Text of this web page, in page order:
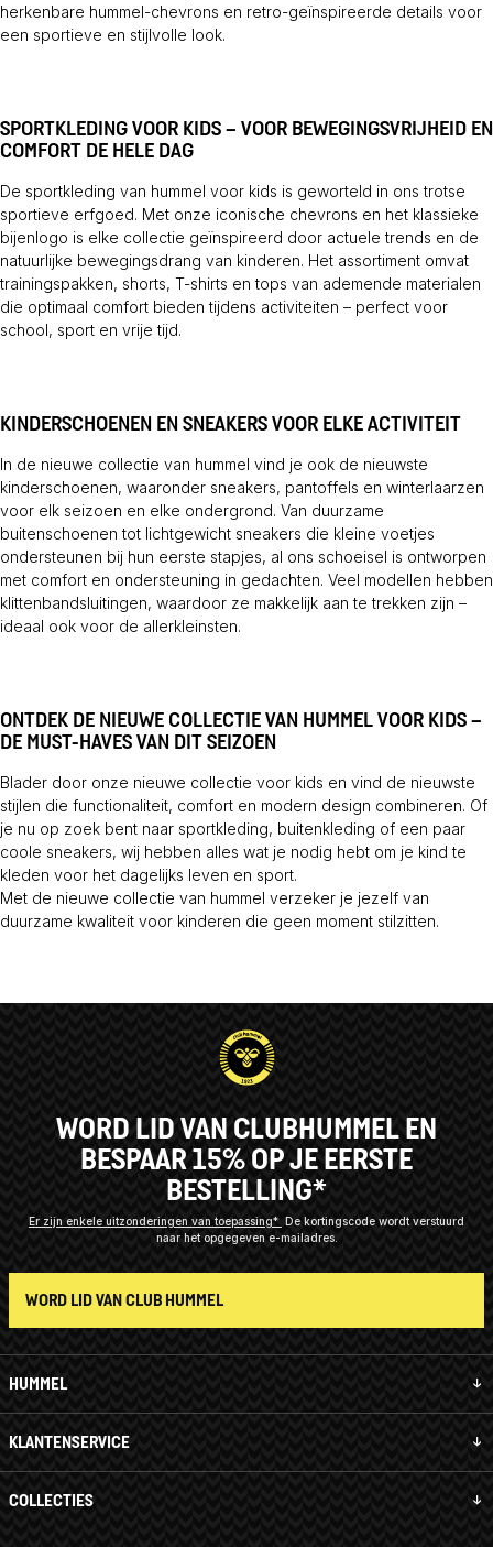
herkenbare hummel-chevrons en retro-geïnspireerde details voor
een sportieve en stijlvolle look.
SPORTKLEDING VOOR KIDS – VOOR BEWEGINGSVRIJHEID EN
COMFORT DE HELE DAG
De sportkleding van hummel voor kids is geworteld in ons trotse
sportieve erfgoed. Met onze iconische chevrons en het klassieke
bijenlogo is elke collectie geïnspireerd door actuele trends en de
natuurlijke bewegingsdrang van kinderen. Het assortiment omvat
trainingspakken, shorts, T-shirts en tops van ademende materialen
die optimaal comfort bieden tijdens activiteiten – perfect voor
school, sport en vrije tijd.
KINDERSCHOENEN EN SNEAKERS VOOR ELKE ACTIVITEIT
In de nieuwe collectie van hummel vind je ook de nieuwste
kinderschoenen, waaronder sneakers, pantoffels en winterlaarzen
voor elk seizoen en elke ondergrond. Van duurzame
buitenschoenen tot lichtgewicht sneakers die kleine voetjes
ondersteunen bij hun eerste stapjes, al ons schoeisel is ontworpen
met comfort en ondersteuning in gedachten. Veel modellen hebben
klittenbandsluitingen, waardoor ze makkelijk aan te trekken zijn –
ideaal ook voor de allerkleinsten.
ONTDEK DE NIEUWE COLLECTIE VAN HUMMEL VOOR KIDS –
DE MUST-HAVES VAN DIT SEIZOEN
Blader door onze nieuwe collectie voor kids en vind de nieuwste
stijlen die functionaliteit, comfort en modern design combineren. Of
je nu op zoek bent naar sportkleding, buitenkleding of een paar
coole sneakers, wij hebben alles wat je nodig hebt om je kind te
kleden voor het dagelijks leven en sport.
Met de nieuwe collectie van hummel verzeker je jezelf van
duurzame kwaliteit voor kinderen die geen moment stilzitten.
HUMMEL
KLANTENSERVICE
COLLECTIES
WORD LID VAN CLUBHUMMEL EN
BESPAAR 15% OP JE EERSTE
BESTELLING*
Er zijn enkele uitzonderingen van toepassing* De kortingscode wordt verstuurd
naar het opgegeven e-mailadres.
WORD LID VAN CLUB HUMMEL